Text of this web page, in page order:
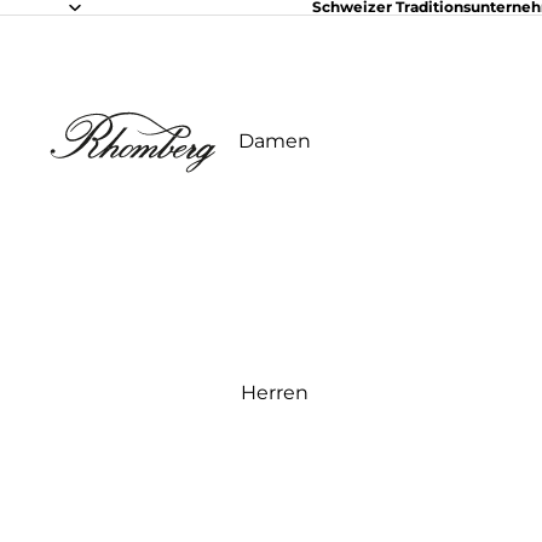
Schweizer
Damen
Herren